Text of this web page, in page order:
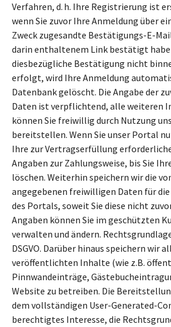
Verfahren, d. h. Ihre Registrierung ist
wenn Sie zuvor Ihre Anmeldung über
Zweck zugesandte Bestätigungs-E-
darin enthaltenem Link bestätigt
diesbezügliche Bestätigung nicht
erfolgt, wird Ihre Anmeldung
Datenbank gelöscht. Die Angabe der
Daten ist verpflichtend, alle weiteren
können Sie freiwillig durch Nutzung
bereitstellen. Wenn Sie unser Portal
Ihre zur Vertragserfüllung
Angaben zur Zahlungsweise, bis Sie
löschen. Weiterhin speichern wir die
angegebenen freiwilligen Daten für
des Portals, soweit Sie diese nicht
Angaben können Sie im geschützten
verwalten und ändern.
DSGVO. Darüber hinaus speichern wir
veröffentlichten Inhalte (wie z.B.
Pinnwandeinträge,
Website zu betreiben. Die
dem vollständigen User-Generated-
berechtigtes Interesse, die